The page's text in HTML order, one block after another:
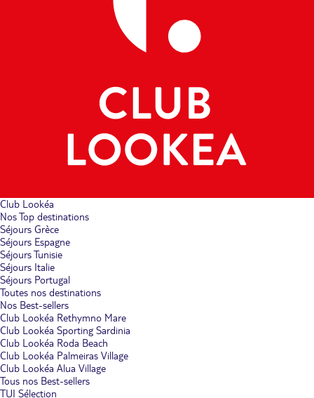
Club Lookéa
Nos Top destinations
Séjours Grèce
Séjours Espagne
Séjours Tunisie
Séjours Italie
Séjours Portugal
Toutes nos destinations
Nos Best-sellers
Club Lookéa Rethymno Mare
Club Lookéa Sporting Sardinia
Club Lookéa Roda Beach
Club Lookéa Palmeiras Village
Club Lookéa Alua Village
Tous nos Best-sellers
TUI Sélection